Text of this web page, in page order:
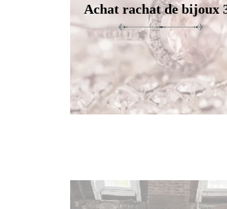
Achat rachat de bijoux